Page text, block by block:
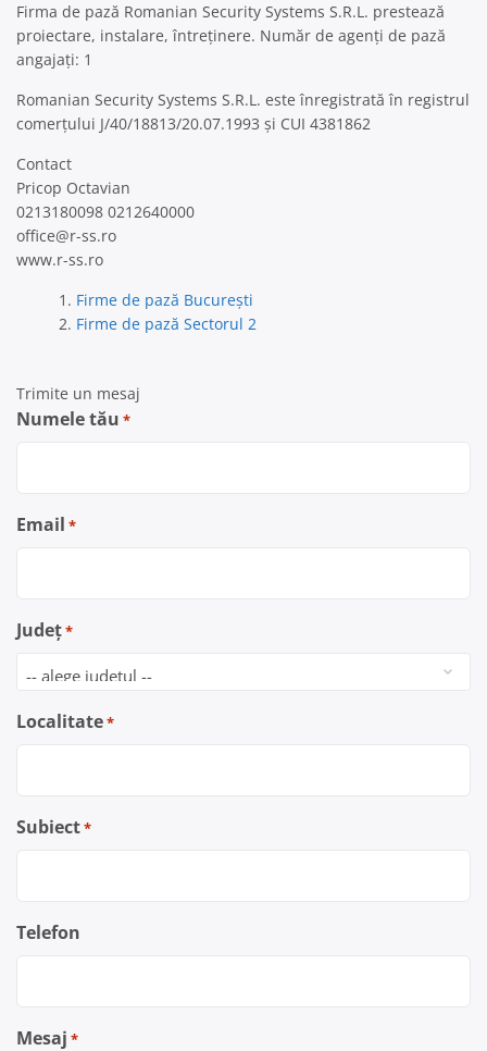
Firma de pază Romanian Security Systems S.R.L. prestează
proiectare, instalare, întreținere. Număr de agenți de pază
angajați: 1
Romanian Security Systems S.R.L. este înregistrată în registrul
comerțului J/40/18813/20.07.1993 și CUI 4381862
Contact
Pricop Octavian
0213180098 0212640000
office@r-ss.ro
www.r-ss.ro
Firme de pază București
Firme de pază Sectorul 2
Trimite un mesaj
Numele tău *
Email *
Județ*
Localitate*
Subiect*
Telefon
Mesaj *